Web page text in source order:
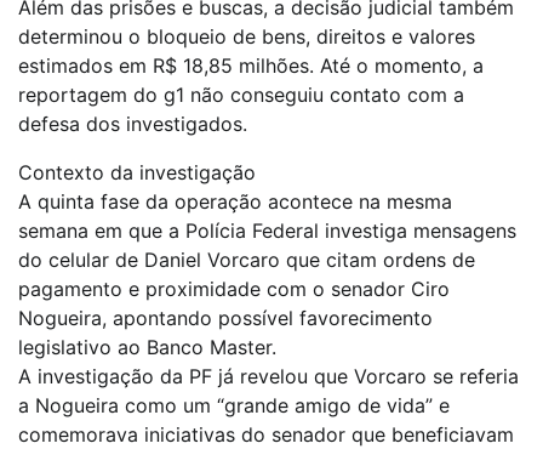
Além das prisões e buscas, a decisão judicial também
determinou o bloqueio de bens, direitos e valores
estimados em R$ 18,85 milhões. Até o momento, a
reportagem do g1 não conseguiu contato com a
defesa dos investigados.
Contexto da investigação
A quinta fase da operação acontece na mesma
semana em que a Polícia Federal investiga mensagens
do celular de Daniel Vorcaro que citam ordens de
pagamento e proximidade com o senador Ciro
Nogueira, apontando possível favorecimento
legislativo ao Banco Master.
A investigação da PF já revelou que Vorcaro se referia
a Nogueira como um “grande amigo de vida” e
comemorava iniciativas do senador que beneficiavam